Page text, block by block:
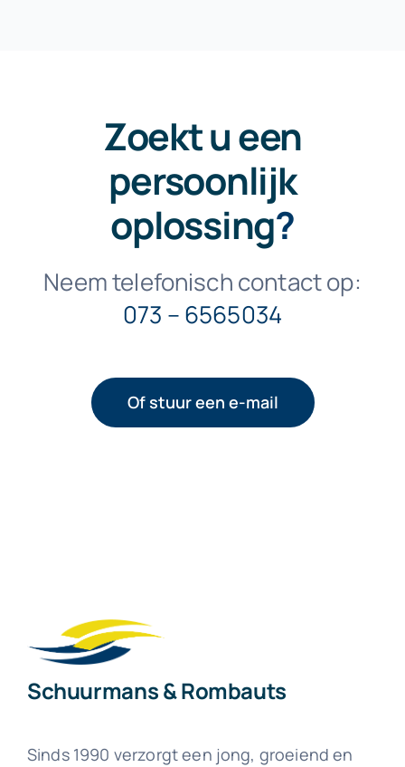
Zoekt u een
persoonlijk
oplossing?
Neem telefonisch contact op:
073 – 6565034
Of stuur een e-mail
Schuurmans & Rombauts
Sinds 1990 verzorgt een jong, groeiend en